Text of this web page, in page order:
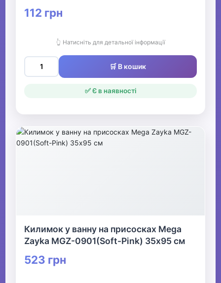
112 грн
👆 Натисніть для детальної інформації
🛒 В кошик
✅ Є в наявності
Килимок у ванну на присосках Mega
Zayka MGZ-0901(Soft-Pink) 35х95 см
523 грн